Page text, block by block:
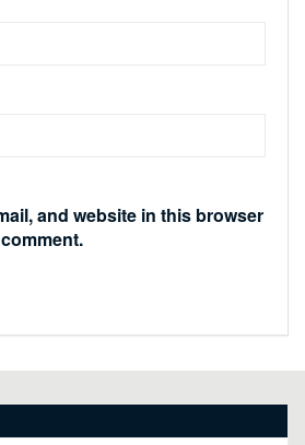
and website in this browser